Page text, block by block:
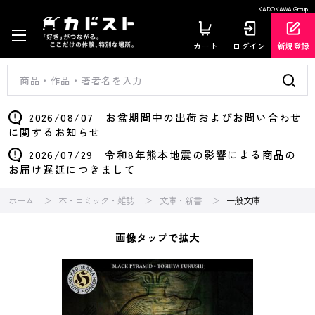
KADOKAWA Group
カート ログイン 新規登録
2026/08/07 お盆期間中の出荷およびお問い合わせ
に関するお知らせ
2026/07/29 令和8年熊本地震の影響による商品の
お届け遅延につきまして
ホーム 本・コミック・雑誌 文庫・新書 一般文庫
画像タップで拡大